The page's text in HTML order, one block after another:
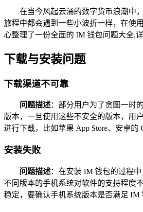
在当今风起云涌的数字货币浪潮中
旅程中都会遇到一些小波折一样，在使
心整理了一份全面的 IM 钱包问题大全,
下载与安装问题
下载渠道不可靠
问题描述：部分用户为了贪图一时
版本，一旦使用这些不安全的版本，用
进行下载，比如苹果 App Store、安卓的
安装失败
问题描述：在安装 IM 钱包的过程
不同版本的手机系统对软件的支持程度
稳定，要确认手机系统版本是否满足 IM